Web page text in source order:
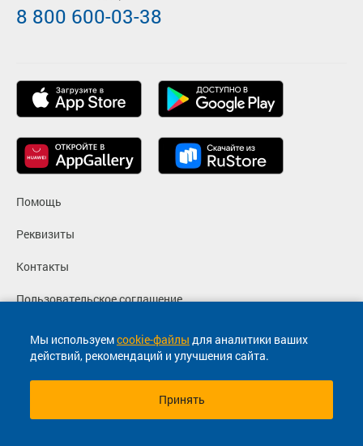
Мы используемcookie-файлы для аналитики ваших
действий, рекомендаций и улучшения сайта.
Принять
Помощь
Реквизиты
Контакты
Пользовательское соглашение
Политика конфиденциальности
Согласие на маркетинговые сообщения
8 800 600-03-38
© 2013-2026, ООО "Капитал"- Онлайн сервис продажи